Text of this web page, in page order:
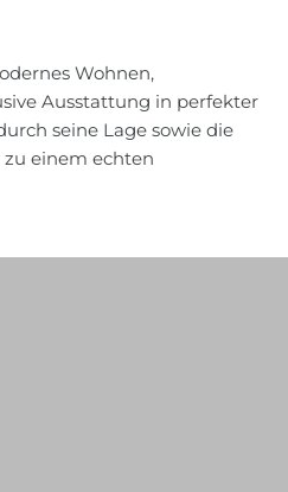
Wohnen,
Ausstattung in perfekter
seine Lage sowie die
einem echten